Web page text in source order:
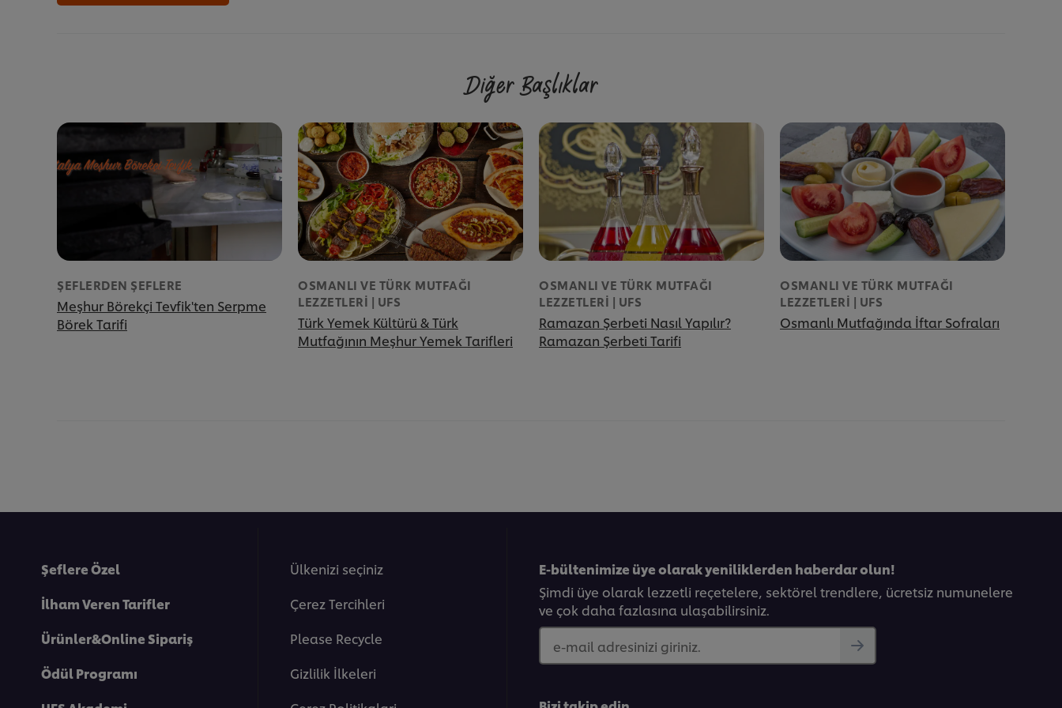
Diğer Başlıklar
ŞEFLERDEN ŞEFLERE
Meşhur Börekçi Tevfik'ten Serpme
Börek Tarifi
OSMANLI VE TÜRK MUTFAĞI
LEZZETLERI | UFS
Türk Yemek Kültürü & Türk
Mutfağının Meşhur Yemek Tarifleri
OSMANLI VE TÜRK MUTFAĞI
LEZZETLERI | UFS
Ramazan Şerbeti Nasıl Yapılır?
Ramazan Şerbeti Tarifi
OSMANLI VE TÜRK MUTFAĞI
LEZZETLERI | UFS
Osmanlı Mutfağında İftar Sofraları
Şeflere Özel
İlham Veren Tarifler
Ürünler&Online Sipariş
Ödül Programı
Ülkenizi seçiniz
Çerez Tercihleri
Please Recycle
Gi̇zli̇li̇k İlkeleri̇
E-bültenimize üye olarak yeniliklerden haberdar olun!
Şimdi üye olarak lezzetli reçetelere, sektörel trendlere, ücretsiz numunelere
ve çok daha fazlasına ulaşabilirsiniz.
e-mail adresinizi giriniz.